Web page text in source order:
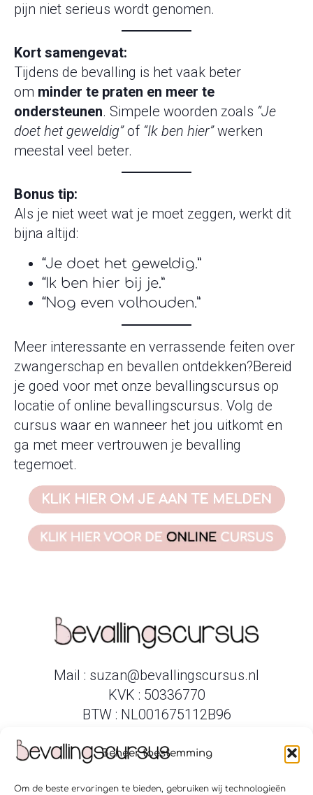
Beheer toestemming
Om de beste ervaringen te bieden, gebruiken wij technologieën
pijn niet serieus wordt genomen.
Kort samengevat:
Tijdens de bevalling is het vaak beter
om minder te praten en meer te
ondersteunen. Simpele woorden zoals “Je
doet het geweldig”of “Ik ben hier”werken
meestal veel beter.
Bonus tip:
Als je niet weet wat je moet zeggen, werkt dit
bijna altijd:
“Je doet het geweldig.”
“Ik ben hier bij je.”
“Nog even volhouden.”
Meer interessante en verrassende feiten over
zwangerschap en bevallen ontdekken?Bereid
je goed voor met onze bevallingscursus op
locatie of online bevallingscursus. Volg de
cursus waar en wanneer het jou uitkomt en
ga met meer vertrouwen je bevalling
tegemoet.
Mail : suzan@bevallingscursus.nl
KVK : 50336770
BTW : NL001675112B96